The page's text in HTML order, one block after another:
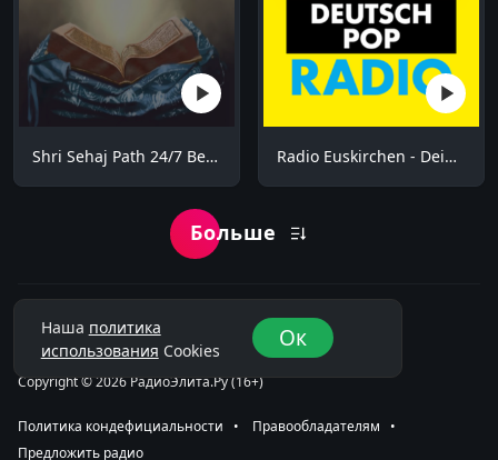
Shri Sehaj Path 24/7 Berlin Radio Euskirchen - Dein Deutsch Pop Radio
Больше
Copyright © 2026 РадиоЭлита.Ру (16+)
Политика кондефициальности ⠀•⠀ Правообладателям ⠀•⠀
Предложить радио
Наша политика
использования Cookies Ок